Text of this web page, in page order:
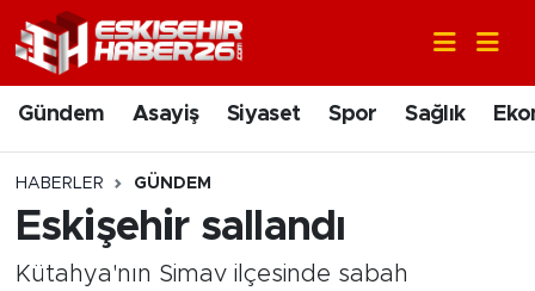
Gündem Asayiş Siyaset Spor Sağlık
HABERLER GÜNDEM
Eskişehir sallandı
Kütahya'nın Simav ilçesinde sabah
Gündem
Asayiş
Siyaset
Spor
Nöbetçi Eczaneler
Hava Durumu
Trafik Durumu
Süper Lig Puan Durumu ve Fikstür